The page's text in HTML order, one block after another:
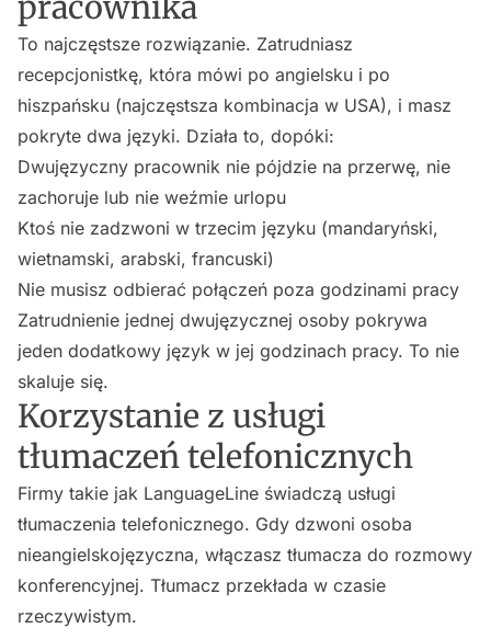
To najczęstsze rozwiązanie. Zatrudniasz
recepcjonistkę, która mówi po angielsku i po
hiszpańsku (najczęstsza kombinacja w USA), i masz
pokryte dwa języki. Działa to, dopóki:
Dwujęzyczny pracownik nie pójdzie na przerwę, nie
zachoruje lub nie weźmie urlopu
Ktoś nie zadzwoni w trzecim języku (mandaryński,
wietnamski, arabski, francuski)
Nie musisz odbierać połączeń poza godzinami pracy
Zatrudnienie jednej dwujęzycznej osoby pokrywa
jeden dodatkowy język w jej godzinach pracy. To nie
skaluje się.
Korzystanie z usługi
tłumaczeń telefonicznych
Firmy takie jak LanguageLine świadczą usługi
tłumaczenia telefonicznego. Gdy dzwoni osoba
nieangielskojęzyczna, włączasz tłumacza do rozmowy
konferencyjnej. Tłumacz przekłada w czasie
rzeczywistym.